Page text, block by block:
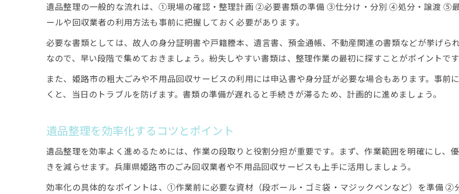
遺品整理の一般的な流れは、①現場の確認・整理計画 ②必要書類の準備 ③仕分け・分別 ④処分・譲渡 ⑤
ールや回収業者の利用方法も事前に把握しておく必要があります。
必要な書類としては、故人の身分証明書や戸籍謄本、遺言書、預金通帳、不動産関連の書類などが挙げら
なので、早い段階で集めておきましょう。紛失しやすい書類は、整理作業の最初に探すことがポイントです
また、姫路市の粗大ごみや不用品回収サービスの利用には申込書や身分証が必要な場合もあります。事前
くと、当日のトラブルを防げます。書類の準備が遅れると手続きが滞るため、計画的に進めましょう。
遺品整理を効率化するコツとポイント
遺品整理を効率よく進めるためには、作業の段取りと役割分担が重要です。まず、作業範囲を明確にし、
きを減らせます。兵庫県姫路市のごみ回収業者や不用品回収サービスも上手に活用しましょう。
効率化の具体的なポイントは、①作業前に必要な資材（段ボール・ゴミ袋・マジックペンなど）を準備 ②